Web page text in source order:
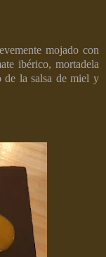
mojado con
ibérico, mortadela
de la salsa de miel y